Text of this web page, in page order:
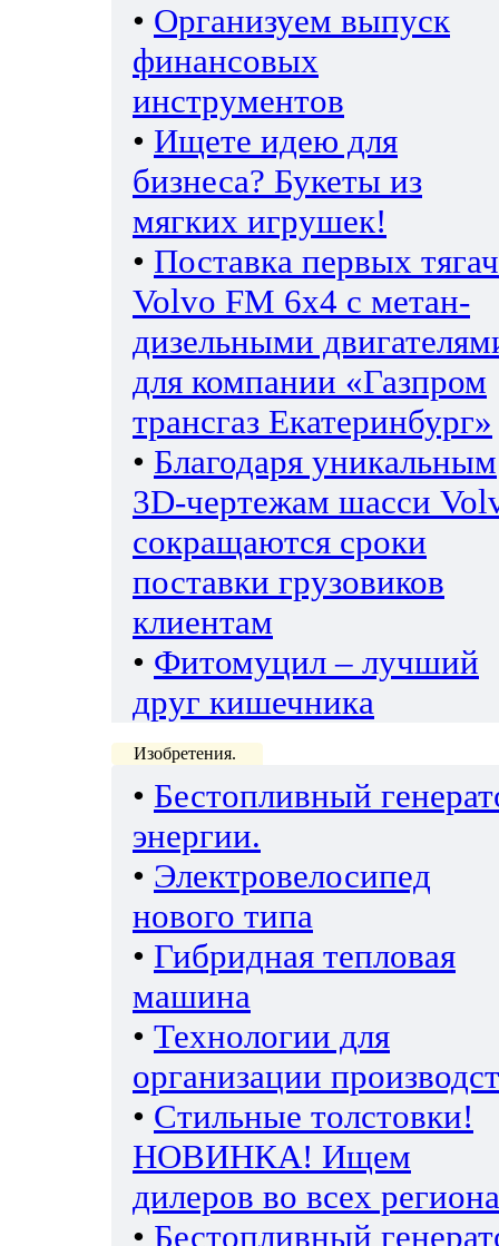
• Организуем выпуск
финансовых
инструментов
• Ищете идею для
бизнеса? Букеты из
мягких игрушек!
• Поставка первых
Volvo FM 6х4 с метан-
дизельными
для компании «Газпром
трансгаз Екатеринбург»
• Благодаря уникальным
3D-чертежам шасси
сокращаются сроки
поставки грузовиков
клиентам
• Фитомуцил – лучший
друг кишечника
Изобретения.
• Бестопливный
энергии.
• Электровелосипед
нового типа
• Гибридная тепловая
машина
• Технологии для
организации
• Стильные толстовки!
НОВИНКА! Ищем
дилеров во всех
• Бестопливный